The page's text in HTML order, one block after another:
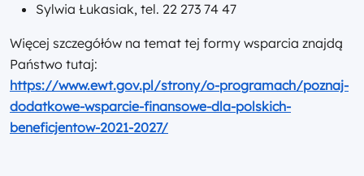
Sylwia Łukasiak, tel. 22 273 74 47
Więcej szczegółów na temat tej formy wsparcia znajdą
Państwo tutaj:
https://www.ewt.gov.pl/strony/o-programach/poznaj-
dodatkowe-wsparcie-finansowe-dla-polskich-
beneficjentow-2021-2027/